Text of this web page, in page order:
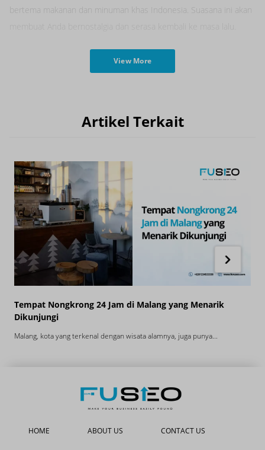
bertema makanan dan minuman khas Indonesia. Suasana ini akan
View More
Artikel Terkait
Tempat Nongkrong 24 Jam di Malang yang Menarik
Dikunjungi
Malang, kota yang terkenal dengan wisata alamnya, juga punya...
HOME ABOUT US CONTACT US